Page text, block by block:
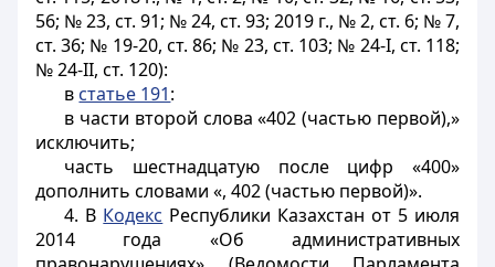
56; № 23, ст. 91; № 24, ст. 93; 2019 г., № 2, ст. 6; № 7,
ст. 36; № 19-20, ст. 86; № 23, ст. 103; № 24-І, ст. 118;
№ 24-ІІ, ст. 120):
в статье 191:
в части второй слова «402 (частью первой),»
исключить;
часть шестнадцатую после цифр «400»
дополнить словами «, 402 (частью первой)».
4. В Кодекс Республики Казахстан от 5 июля
2014 года «Об административных